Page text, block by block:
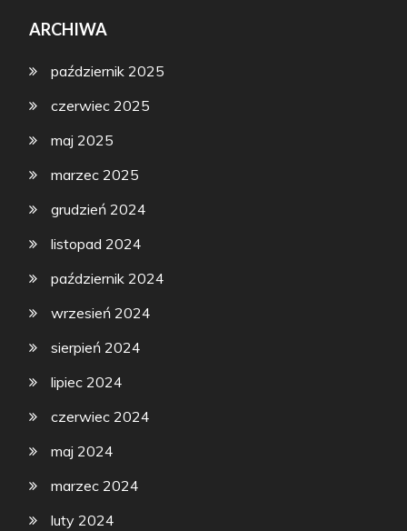
ARCHIWA
październik 2025
czerwiec 2025
maj 2025
marzec 2025
grudzień 2024
listopad 2024
październik 2024
wrzesień 2024
sierpień 2024
lipiec 2024
czerwiec 2024
maj 2024
marzec 2024
luty 2024